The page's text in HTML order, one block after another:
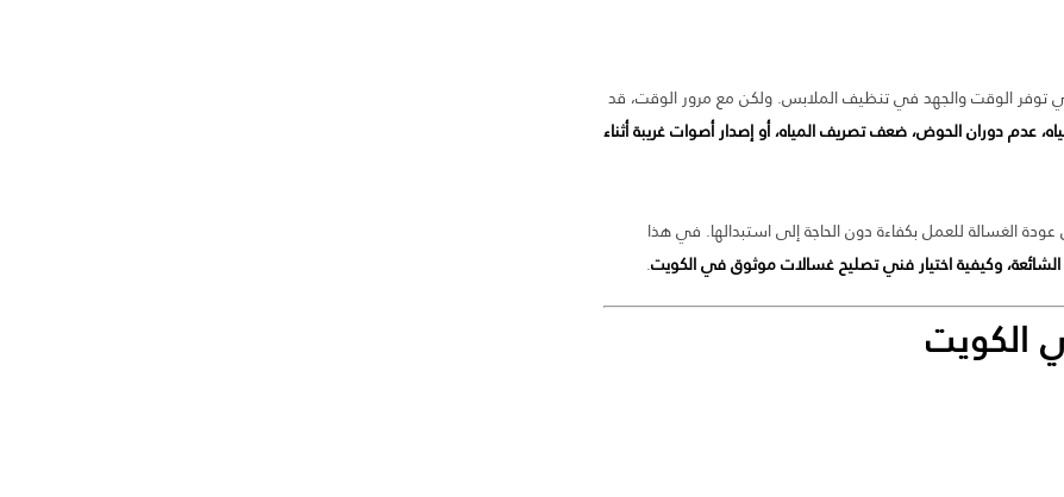
توفر الوقت والجهد في تنظيف الملابس. ولكن مع مرور الوقت، قد
عدم دوران الحوض، ضعف تصريف المياه، أو إصدار أصوات غريبة أثناء
الغسالة للعمل بكفاءة دون الحاجة إلى استبدالها. في هذا
وكيفية اختيار فني تصليح غسالات موثوق في الكويت.
الكويت